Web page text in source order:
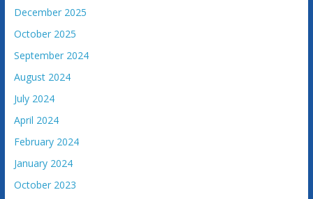
December 2025
October 2025
September 2024
August 2024
July 2024
April 2024
February 2024
January 2024
October 2023